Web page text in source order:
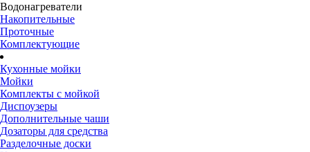
Водонагреватели
Накопительные
Проточные
Комплектующие
Кухонные мойки
Мойки
Комплекты с мойкой
Диспоузеры
Дополнительные чаши
Дозаторы для средства
Разделочные доски